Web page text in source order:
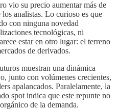
vio su precio aumentar más de
analistas. Lo curioso es que
con ninguna novedad
tecnológicas, ni
estar en otro lugar: el terreno
de derivados.
muestran una dinámica
junto con volúmenes crecientes,
apalancados. Paralelamente, la
spot indica que este repunte no
de la demanda.